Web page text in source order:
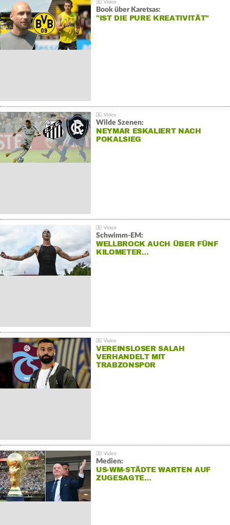
Book über Karetsas:
"IST DIE PURE KREATIVITÄT"
Wilde Szenen:
NEYMAR ESKALIERT NACH
POKALSIEG
Schwimm-EM:
WELLBROCK AUCH ÜBER FÜNF
KILOMETER…
VEREINSLOSER SALAH
VERHANDELT MIT
TRABZONSPOR
Medien:
US-WM-STÄDTE WARTEN AUF
ZUGESAGTE…